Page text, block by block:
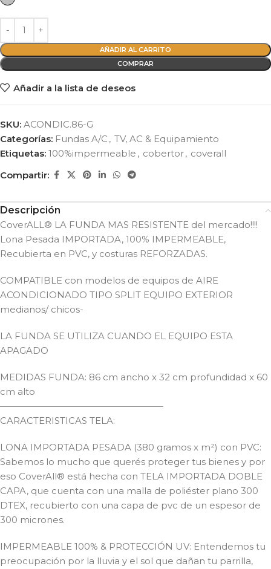
AÑADIR AL CARRITO
COMPRAR
Añadir a la lista de deseos
SKU: ACONDIC.86-G
Categorías: Fundas A/C , TV, AC & Equipamiento
Etiquetas: 100%impermeable , cobertor, coverall
Compartir:
Descripción
CoverALL® LA FUNDA MAS RESISTENTE del mercado!!!!
Lona Pesada IMPORTADA, 100% IMPERMEABLE,
Recubierta en PVC, y costuras REFORZADAS.
COMPATIBLE con modelos de equipos de AIRE
ACONDICIONADO TIPO SPLIT EQUIPO EXTERIOR
medianos/ chicos-
LA FUNDA SE UTILIZA CUANDO EL EQUIPO ESTA
APAGADO
MEDIDAS FUNDA: 86 cm ancho x 32 cm profundidad x 60
cm alto
——————————————————
CARACTERISTICAS TELA:
LONA IMPORTADA PESADA (380 gramos x m²) con PVC:
Sabemos lo mucho que querés proteger tus bienes y por
eso CoverAll® está hecha con TELA IMPORTADA DOBLE
CAPA, que cuenta con una malla de poliéster plano 300
DTEX, recubierto con una capa de pvc de un espesor de
300 micrones.
IMPERMEABLE 100% & PROTECCIÓN UV: Entendemos tu
preocupación por la lluvia y el sol que dañan tu parrilla,